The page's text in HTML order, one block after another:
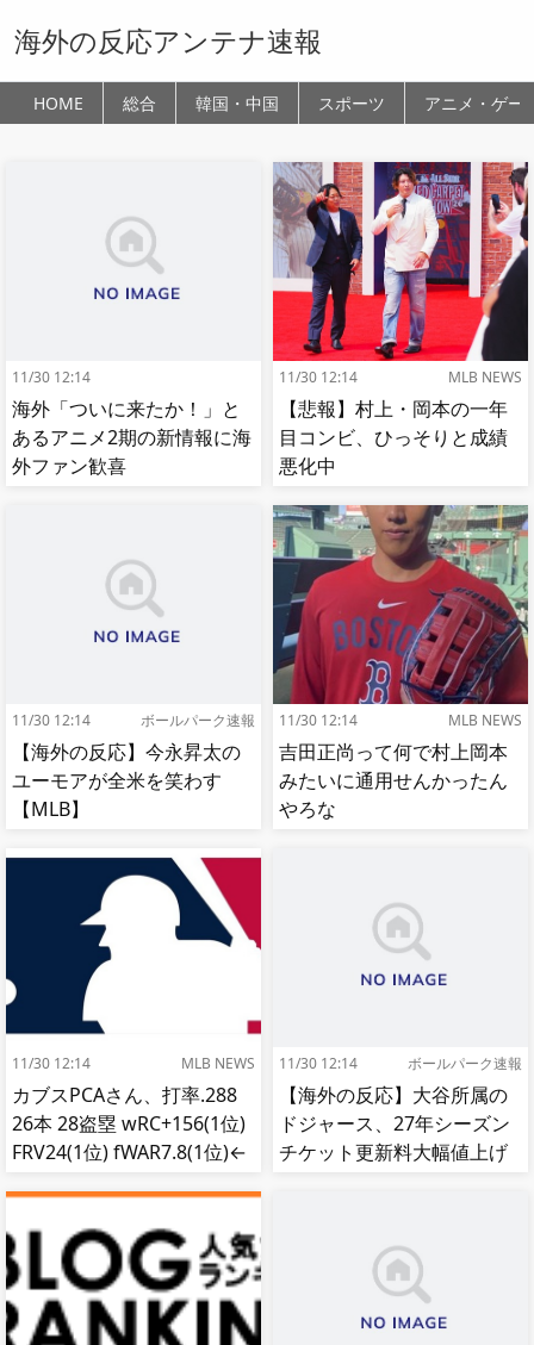
海外の反応アンテナ速報
HOME 総合 韓国・中国 スポーツ アニメ・ゲー
11/30 12:14
海外「ついに来たか！」と
あるアニメ2期の新情報に海
外ファン歓喜
11/30 12:14 MLB NEWS
【悲報】村上・岡本の一年
目コンビ、ひっそりと成績
悪化中
11/30 12:14 ボールパーク速報
【海外の反応】今永昇太の
ユーモアが全米を笑わす
【MLB】
11/30 12:14 MLB NEWS
吉田正尚って何で村上岡本
みたいに通用せんかったん
やろな
11/30 12:14 MLB NEWS
カブスPCAさん、打率.288
26本 28盗塁 wRC+156(1位)
FRV24(1位) fWAR7.8(1位)←
11/30 12:14 ボールパーク速報
【海外の反応】大谷所属の
ドジャース、27年シーズン
チケット更新料大幅値上げ